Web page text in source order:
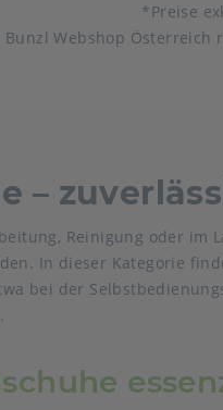
*Preise
Bunzl Webshop
–
Reinigung oder
In dieser Kategorie
bei der